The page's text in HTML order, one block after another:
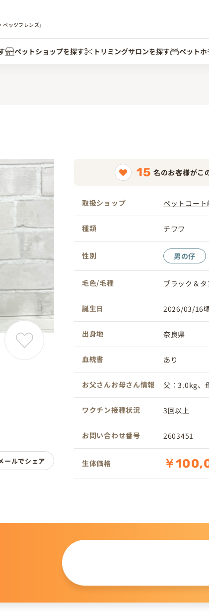
ッツフレンズ」
ペットショップを探す トリミングサロンを探す ペット
15 名のお客様がこ
取扱ショップ ペットコー
種類 チワワ
性別 男の仔
毛色/毛種 ブラック＆
誕生日 2026/03/16
出身地 奈良県
血統書 あり
お父さんお母さん情報 父：3.0kg、
ワクチン接種状況 3回以上
お問い合わせ番号 2603451
生体価格 ￥
ールでシェア